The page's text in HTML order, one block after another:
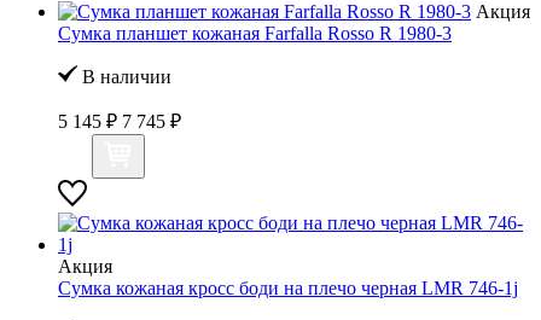
Акция
Сумка планшет кожаная Farfalla Rosso R 1980-3
В наличии
5 145 ₽ 7 745 ₽
Акция
Сумка кожаная кросс боди на плечо черная LMR 746-1j